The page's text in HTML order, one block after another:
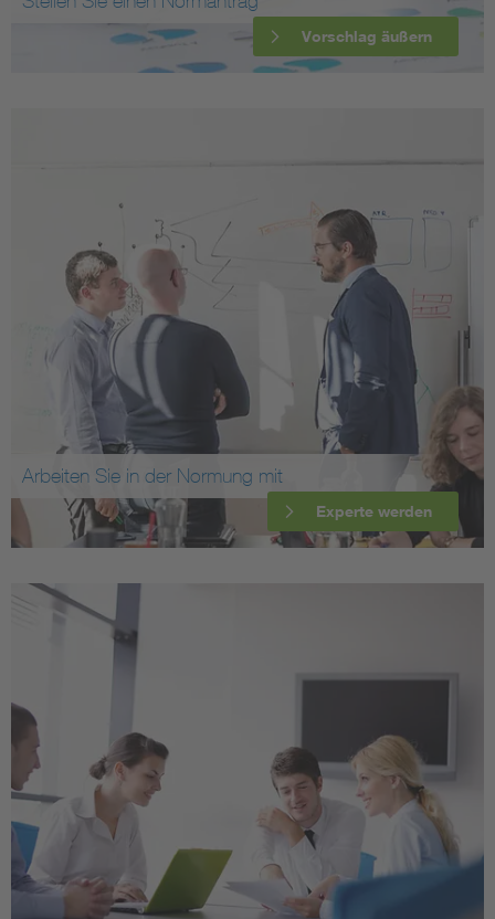
Vorschlag äußern
Arbeiten Sie in der Normung mit
Experte werden